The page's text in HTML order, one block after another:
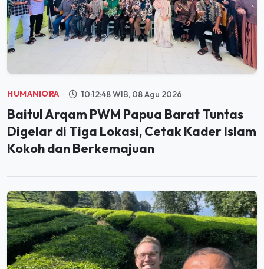
HUMANIORA 10:12:48 WIB, 08 Agu 2026
Baitul Arqam PWM Papua Barat Tuntas
Digelar di Tiga Lokasi, Cetak Kader Islam
Kokoh dan Berkemajuan